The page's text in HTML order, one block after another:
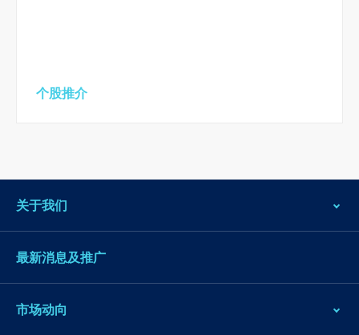
个股推介
关于我们
最新消息及推广
市场动向